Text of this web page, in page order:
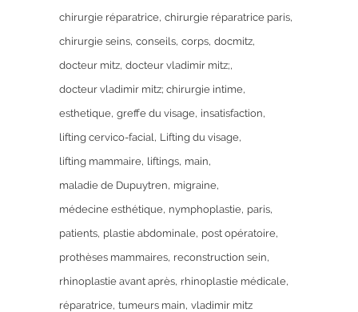
chirurgie réparatrice chirurgie réparatrice paris
chirurgie seins conseils corps docmitz
docteur mitz docteur vladimir mitz;
docteur vladimir mitz; chirurgie intime
esthetique greffe du visage insatisfaction
lifting cervico-facial Lifting du visage
lifting mammaire liftings main
maladie de Dupuytren migraine
médecine esthétique nymphoplastie paris
patients plastie abdominale post opératoire
prothèses mammaires reconstruction sein
rhinoplastie avant après rhinoplastie médicale
réparatrice tumeurs main vladimir mitz